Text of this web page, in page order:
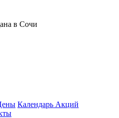
в Сочи
Календарь Акций